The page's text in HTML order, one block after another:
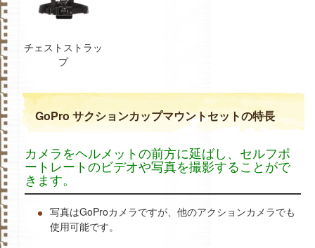
チェストストラッ
プ
GoPro サクションカップマウントセットの特長
カメラをヘルメットの前方に延ばし、セルフポ
ートレートのビデオや写真を撮影することがで
きます。
写真はGoProカメラですが、他のアクションカメラでも
使用可能です。